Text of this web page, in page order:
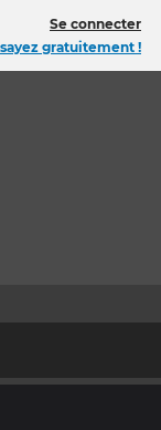
Se connecter
gratuitement !